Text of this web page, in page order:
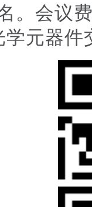
。会议
学元器